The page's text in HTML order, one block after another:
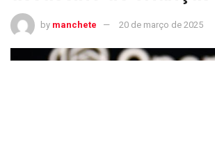
by manchete 20 de março de 2025